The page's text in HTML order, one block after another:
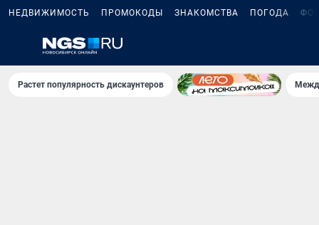
НЕДВИЖИМОСТЬ ПРОМОКОДЫ ЗНАКОМСТВА ПОГОДА
Растет популярность дискаунтеров